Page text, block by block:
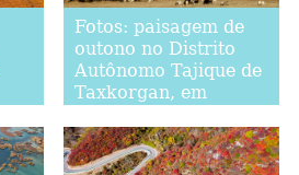
Fotos: paisagem de
outono no Distrito
Autônomo Tajique de
Taxkorgan, em